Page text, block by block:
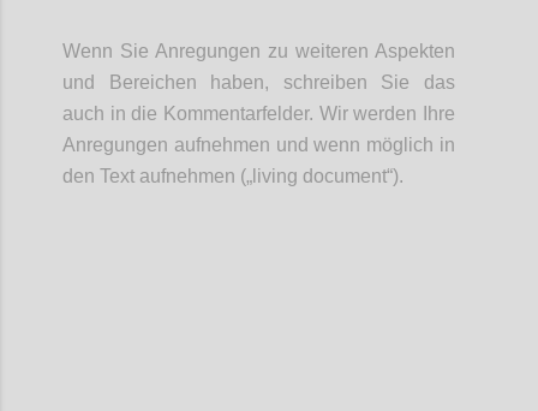
Wenn Sie Anregungen zu weiteren Aspekten
und Bereichen haben, schreiben Sie das
auch in die Kommentarfelder. Wir werden
Ihre
Anregungen aufnehmen und wenn möglich in
den Text aufnehmen („ living document“).